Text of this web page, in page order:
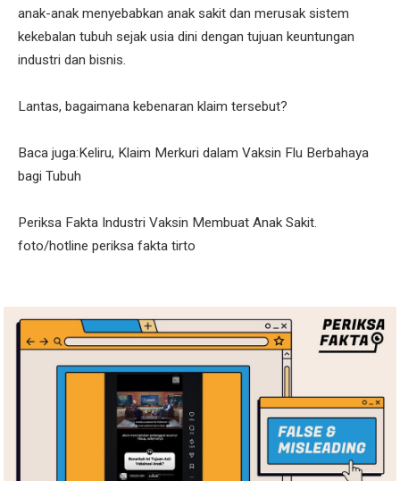
anak-anak menyebabkan anak sakit dan merusak sistem
kekebalan tubuh sejak usia dini dengan tujuan keuntungan
industri dan bisnis.
Lantas, bagaimana kebenaran klaim tersebut?
Baca juga:Keliru, Klaim Merkuri dalam Vaksin Flu Berbahaya
bagi Tubuh
Periksa Fakta Industri Vaksin Membuat Anak Sakit.
foto/hotline periksa fakta tirto